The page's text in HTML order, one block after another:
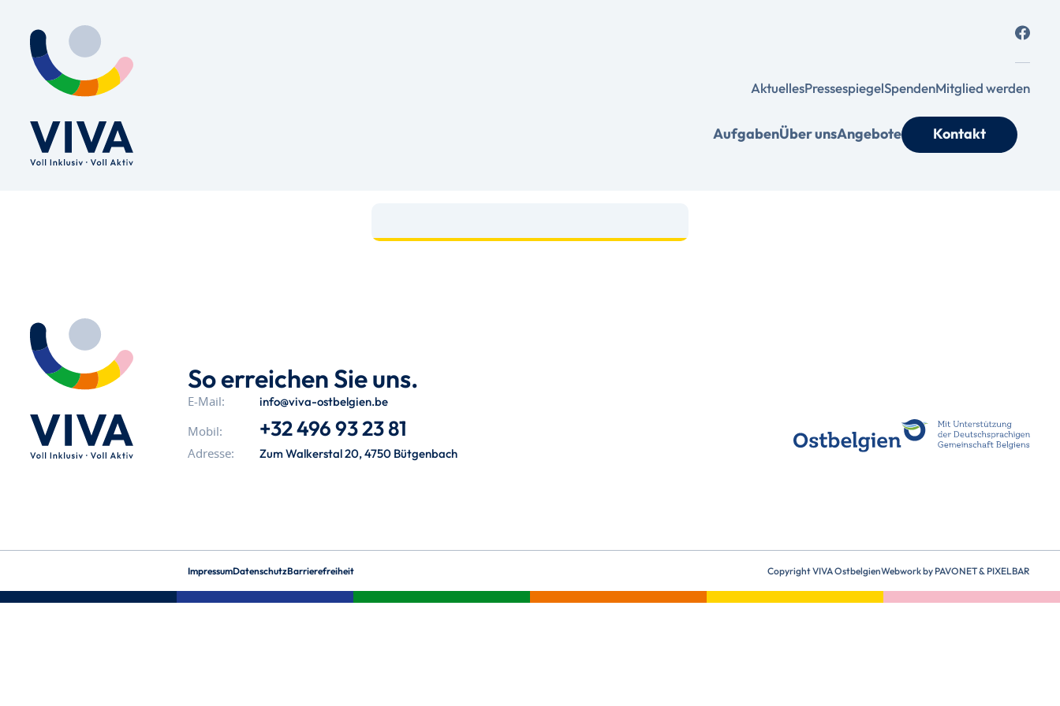
AktuellesPressespiegelSpendenMitglied werden
AufgabenÜber unsAngebote Kontakt
So erreichen Sie uns.
E-Mail: info@viva-ostbelgien.be
Mobil: +32 496 93 23 81
Adresse: Zum Walkerstal 20, 4750 Bütgenbach
ImpressumDatenschutzBarrierefreiheit Copyright VIVA OstbelgienWebwork by PAVONET& PIXELBAR